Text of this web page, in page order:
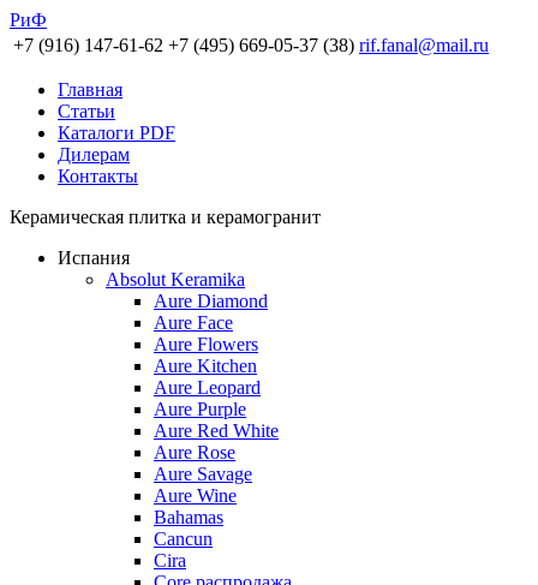
РиФ
+7 (916) 147-61-62 +7 (495) 669-05-37 (38) rif.fanal@mail.ru
Главная
Статьи
Каталоги PDF
Дилерам
Контакты
Керамическая плитка и керамогранит
Испания
Absolut Keramika
Aure Diamond
Aure Face
Aure Flowers
Aure Kitchen
Aure Leopard
Aure Purple
Aure Red White
Aure Rose
Aure Savage
Aure Wine
Bahamas
Cancun
Cira